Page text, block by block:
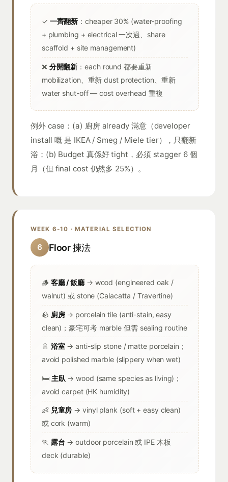
✓ 一齊翻新 ：cheaper 30% (water-proofing
+ plumbing + electrical 一次過、share
scaffold + site management)
❌ 分開翻新 ：each round 都要重新
mobilization、重新 dust protection、重新
water shut-off — cost overhead 重複
例外 case：(a) 廚房 already 滿意（developer
install 嘅 是 IKEA / Smeg / Miele tier），只翻新
浴；(b) Budget 真係好 tight，必須 stagger 6 個
月（但 final cost 仍然多 25%）。
WEEK 6-10 · MATERIAL SELECTION
6 Floor 揀法
🪵 客廳 / 飯廳→ wood (engineered oak /
walnut) 或 stone (Calacatta / Travertine)
🪨 廚房→ porcelain tile (anti-stain, easy
clean)；豪宅可考 marble 但需 sealing routine
🚿 浴室→ anti-slip stone / matte porcelain；
avoid polished marble (slippery when wet)
🛏️ 主臥 → wood (same species as living)；
avoid carpet (HK humidity)
👶 兒童房 → vinyl plank (soft + easy clean)
或 cork (warm)
🏃 露台 → outdoor porcelain 或 IPE 木板
deck (durable)